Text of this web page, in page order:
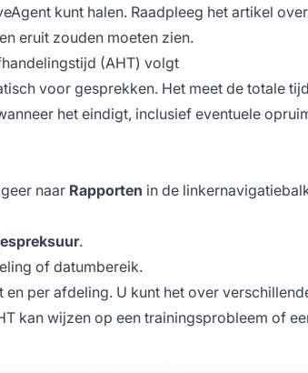
kunt halen. Raadpleeg het artikel
eruit zouden moeten zien.
(AHT) volgt
voor gesprekken. Het meet de totale
het eindigt, inclusief eventuele
naar Rapporten in de
.
of datumbereik.
per afdeling. U kunt het over
kan wijzen op een trainingsprobleem of